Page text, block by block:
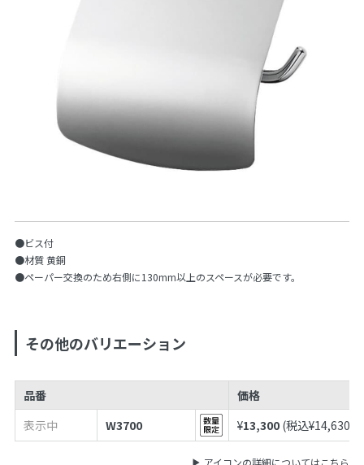
●ビス付
●材質 黄銅
●ペーパー交換のため右側に130mm以上のスペースが必要です。
その他のバリエーション
品番
価格
表示中
W3700 ¥13,300 (税込¥14,630
アイコンの詳細についてはこちら